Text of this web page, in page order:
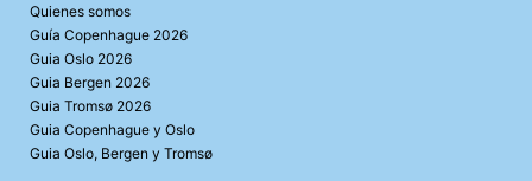
Quienes somos
Guía Copenhague 2026
Guia Oslo 2026
Guia Bergen 2026
Guia Tromsø 2026
Guia Copenhague y Oslo
Guia Oslo, Bergen y Tromsø